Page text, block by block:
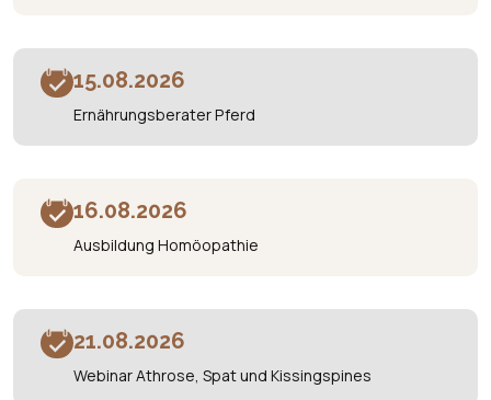
15.08.2026
Ernährungsberater Pferd
16.08.2026
Ausbildung Homöopathie
21.08.2026
Webinar Athrose, Spat und Kissingspines